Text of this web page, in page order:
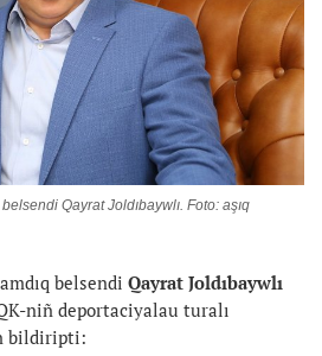
Qayrat Joldıbaywlı. Foto: aşıq
belsendi Qayrat Joldıbaywlı
niñ deportaciyalau turalı
bildiripti: